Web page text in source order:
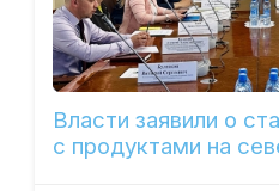
Власти заявили о
с продуктами на